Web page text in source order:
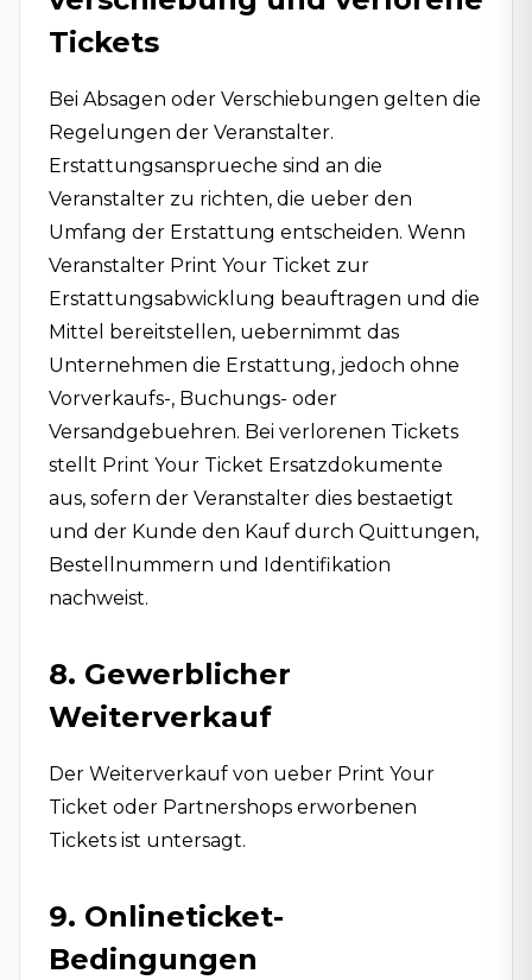
Tickets
Bei Absagen oder Verschiebungen gelten die
Regelungen der Veranstalter.
Erstattungsansprueche sind an die
Veranstalter zu richten, die ueber den
Umfang der Erstattung entscheiden. Wenn
Veranstalter Print Your Ticket zur
Erstattungsabwicklung beauftragen und die
Mittel bereitstellen, uebernimmt das
Unternehmen die Erstattung, jedoch ohne
Vorverkaufs-, Buchungs- oder
Versandgebuehren. Bei verlorenen Tickets
stellt Print Your Ticket Ersatzdokumente
aus, sofern der Veranstalter dies bestaetigt
und der Kunde den Kauf durch Quittungen,
Bestellnummern und Identifikation
nachweist.
8. Gewerblicher
Weiterverkauf
Der Weiterverkauf von ueber Print Your
Ticket oder Partnershops erworbenen
Tickets ist untersagt.
9. Onlineticket-
Bedingungen